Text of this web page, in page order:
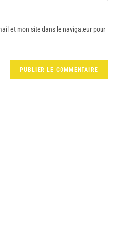
et mon site dans le navigateur pour